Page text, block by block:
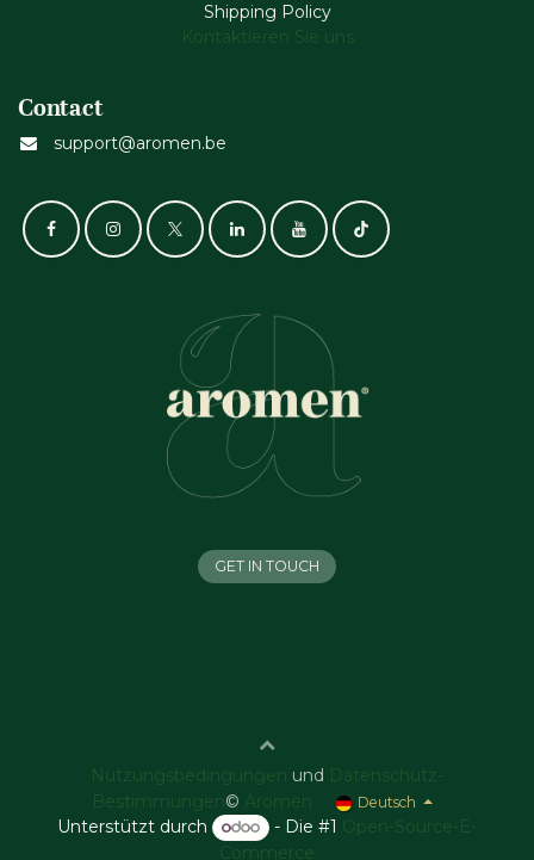
Shipping Policy
Kontaktieren Sie uns
Contact
support@aromen.be
GET IN TOUCH
Nutzungsbedingungen und
Datenschutz-
Bestimmungen © Aromen Deutsch
Unterstützt durch - Die #1 Open-Source-E-
Commerce